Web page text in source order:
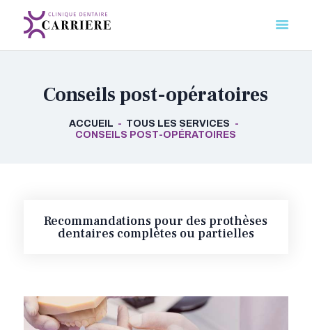
Conseils post-opératoires
ACCUEIL
TOUS LES SERVICES
CONSEILS POST-OPÉRATOIRES
CLINIQUE DENTAIRE CARRIÈRE
NOS SOINS
UNIQUE
Recommandations pour des prothèses
dentaires complètes ou partielles